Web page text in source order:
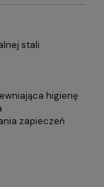
stali
higienę
zapieczeń